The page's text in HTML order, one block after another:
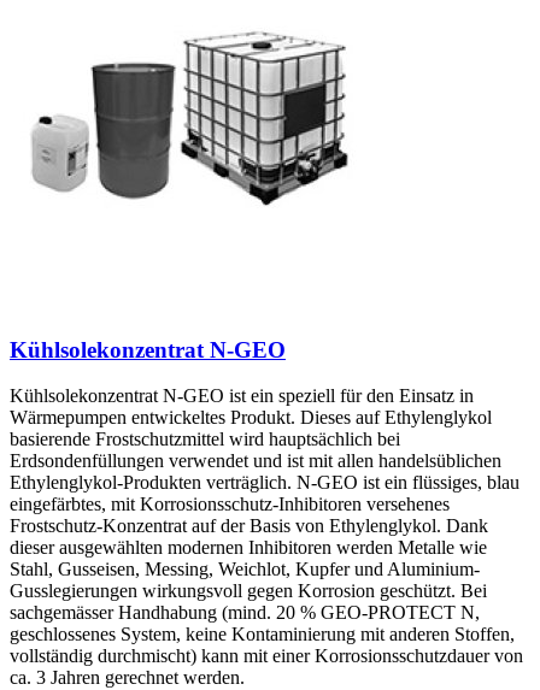
Kühlsolekonzentrat N-GEO
Kühlsolekonzentrat N-GEO ist ein speziell für den Einsatz in
Wärmepumpen entwickeltes Produkt. Dieses auf Ethylenglykol
basierende Frostschutzmittel wird hauptsächlich bei
Erdsondenfüllungen verwendet und ist mit allen handelsüblichen
Ethylenglykol-Produkten verträglich. N-GEO ist ein flüssiges, blau
eingefärbtes, mit Korrosionsschutz-Inhibitoren versehenes
Frostschutz-Konzentrat auf der Basis von Ethylenglykol. Dank
dieser ausgewählten modernen Inhibitoren werden Metalle wie
Stahl, Gusseisen, Messing, Weichlot, Kupfer und Aluminium-
Gusslegierungen wirkungsvoll gegen Korrosion geschützt. Bei
sachgemässer Handhabung (mind. 20 % GEO-PROTECT N,
geschlossenes System, keine Kontaminierung mit anderen Stoffen,
vollständig durchmischt) kann mit einer Korrosionsschutzdauer von
ca. 3 Jahren gerechnet werden.